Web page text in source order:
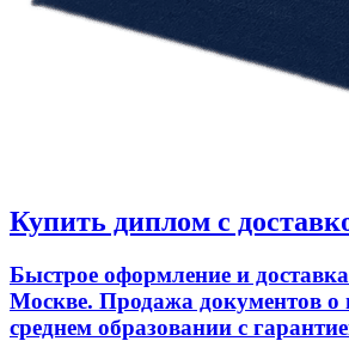
Купить диплом с
Быстрое оформление и
Москве. Продажа документов
среднем образовании с